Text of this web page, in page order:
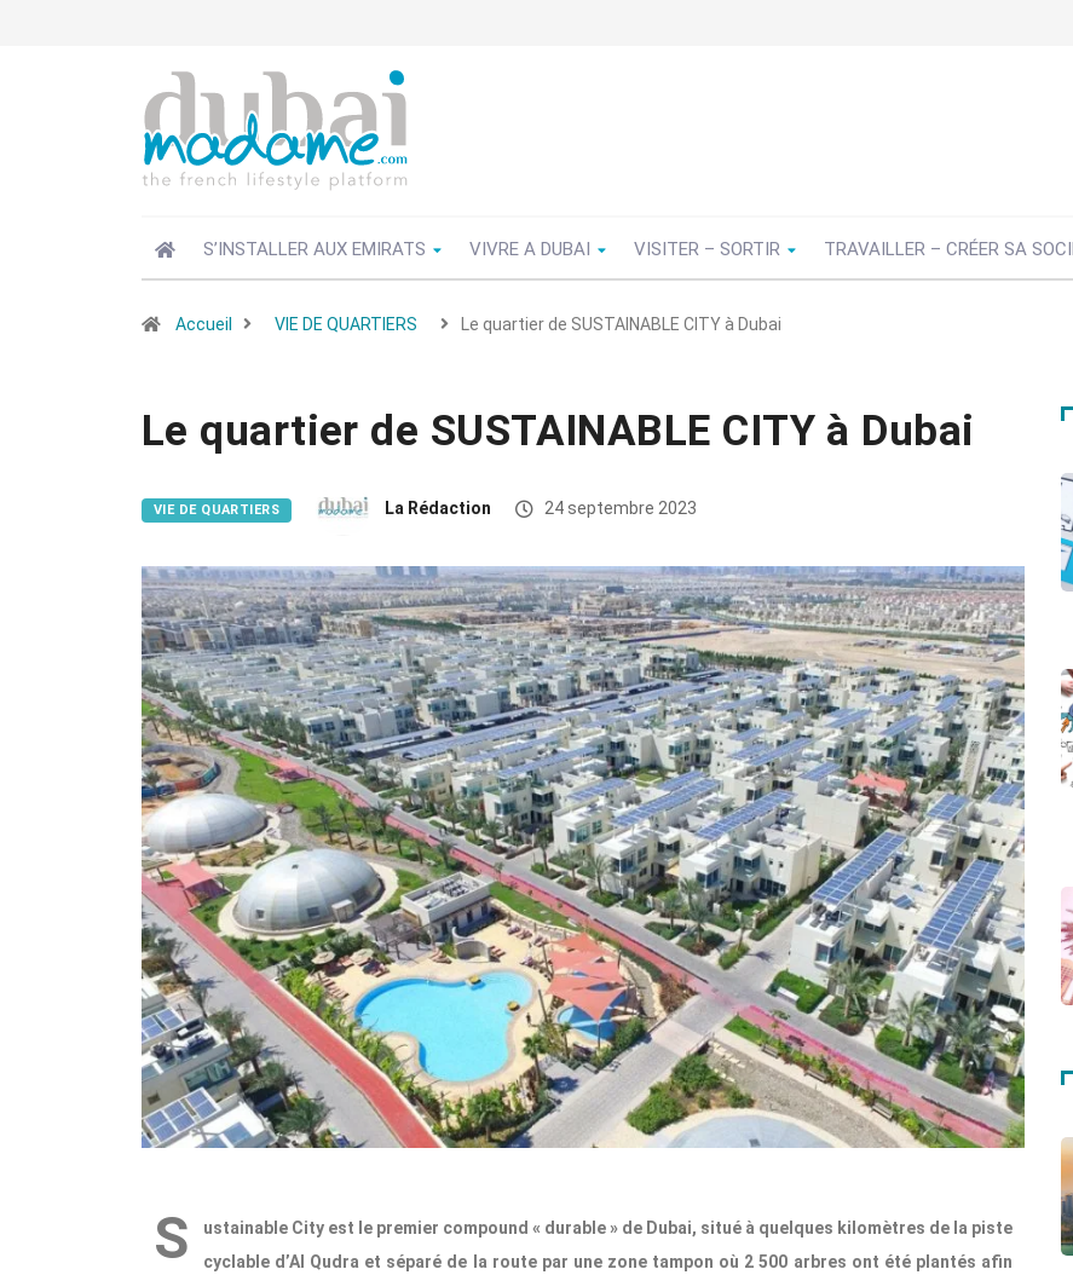
S’INSTALLER AUX EMIRATS VIVRE A DUBAI VISITER – SORTIR TRAVAILLER – CRÉER SA
Accueil VIE DE QUARTIERS Le quartier de SUSTAINABLE CITY à Dubai
Le quartier de SUSTAINABLE CITY à Dubai
VIE DE QUARTIERS La Rédaction 24 septembre 2023
S
ustainable City est le premier compound « durable » de Dubai, situé à quelques kilomètres de la piste
cyclable d’Al Qudra et séparé de la route par une zone tampon où 2 500 arbres ont été plantés afin